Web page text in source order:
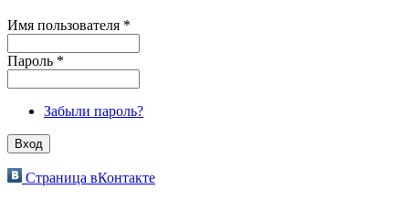
Имя пользователя *
Пароль *
Забыли пароль?
Страница вКонтакте